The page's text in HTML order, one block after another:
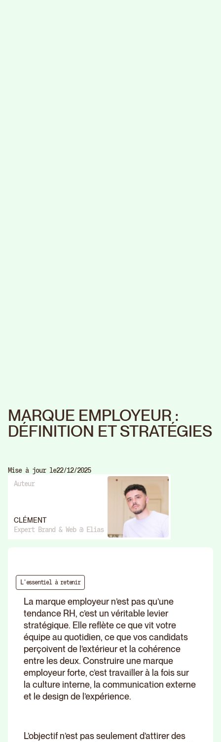
MARQUE EMPLOYEUR :
DÉFINITION ET STRATÉGIES
Mise à jour le22/12/2025
Auteur
CLÉMENT
Expert Brand & Web @ Elias
L'essentiel à retenir
La marque employeur n’est pas qu’une
tendance RH, c’est un véritable levier
stratégique. Elle reflète ce que vit votre
équipe au quotidien, ce que vos candidats
perçoivent de l’extérieur et la cohérence
entre les deux. Construire une marque
employeur forte, c’est travailler à la fois sur
la culture interne, la communication externe
et le design de l’expérience.
L’objectif n’est pas seulement d’attirer des